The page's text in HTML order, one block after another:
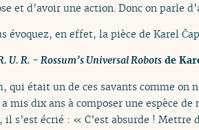
et d’avoir une action. Donc on parle
évoquez, en effet, la pièce de Karel
U. R. - Rossum’s Universal Robots de
était un de ces savants comme on
mis dix ans à composer une espèce
s’est écrié : « C’est absurde ! Mettre